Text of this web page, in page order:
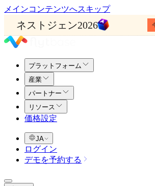
メインコンテンツへスキップ
ネストジェン2026
プラットフォーム
産業
パートナー
リソース
価格設定
JA
ログイン
デモを予約する